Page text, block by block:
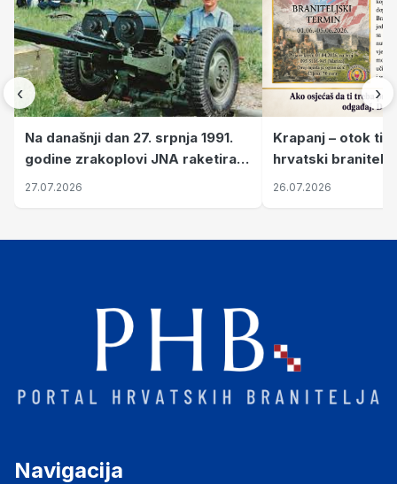
‹
Na današnji dan 27. srpnja 1991.
godine zrakoplovi JNA raketirali
su vojarnu i obučni centar "Nikola
27.07.2026
Krapanj – otok
hrvatski branitelji
pronalaze mir
26.07.2026
›
Navigacija